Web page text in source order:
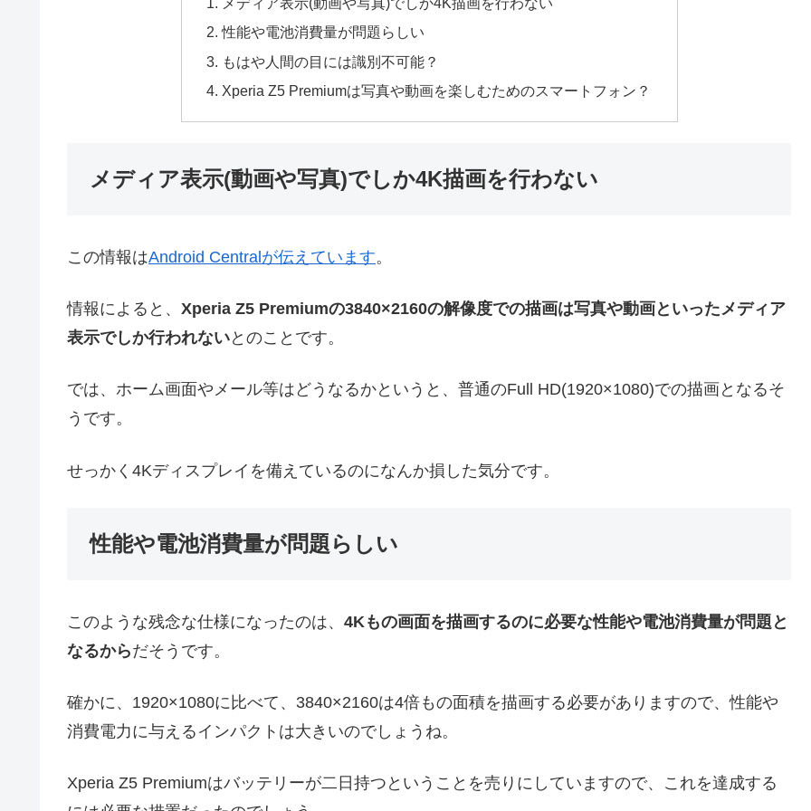
性能や電池消費量が問題らしい
もはや人間の目には識別不可能？
Xperia Z5 Premiumは写真や動画を楽しむためのスマートフォン？
メディア表示(動画や写真)でしか4K描画を行わない
この情報はAndroid Centralが伝えています。
情報によると、 Xperia Z5 Premiumの3840×2160の解像度での描画は写真や動画といったメディア
表示でしか行われないとのことです。
では、ホーム画面やメール等はどうなるかというと、普通のFull HD(1920×1080)での描画となるそ
うです。
せっかく4Kディスプレイを備えているのになんか損した気分です。
性能や電池消費量が問題らしい
このような残念な仕様になったのは、 4Kもの画面を描画するのに必要な性能や電池消費量が問題と
なるからだそうです。
確かに、1920×1080に比べて、3840×2160は4倍もの面積を描画する必要がありますので、性能や
消費電力に与えるインパクトは大きいのでしょうね。
Xperia Z5 Premiumはバッテリーが二日持つということを売りにしていますので、これを達成する